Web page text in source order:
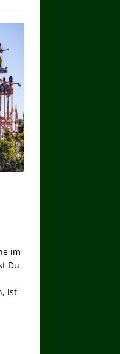
im
Du
ist